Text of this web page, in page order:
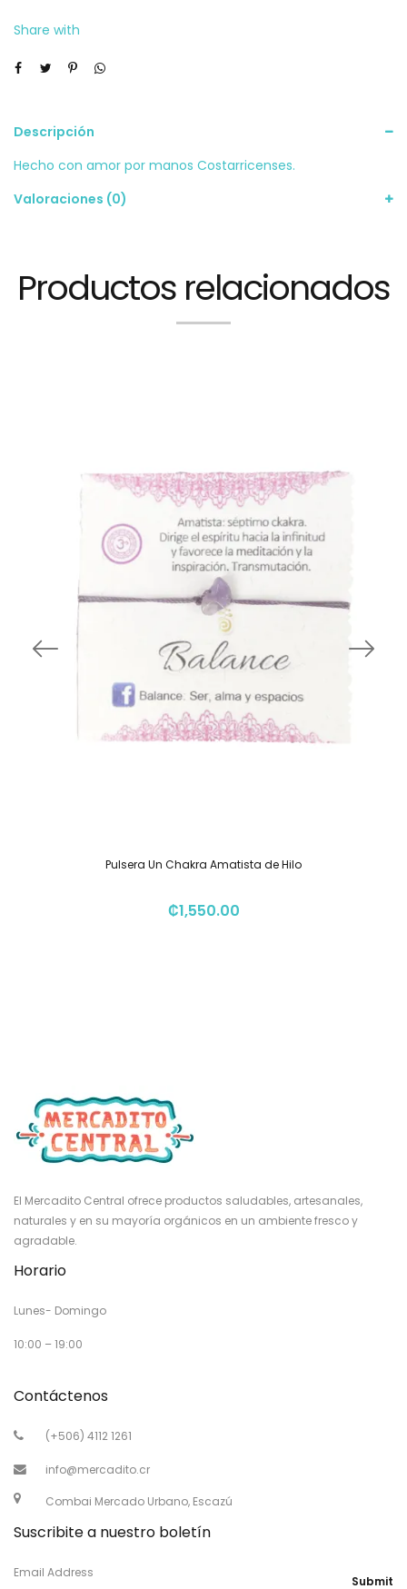
Share with
Descripción
Hecho con amor por manos Costarricenses.
Valoraciones (0)
Productos relacionados
Pulsera Un Chakra Amatista de Hilo
₡1,550.00
El Mercadito Central ofrece productos saludables, artesanales,
naturales y en su mayoría orgánicos en un ambiente fresco y
agradable.
Horario
Lunes- Domingo
10:00 – 19:00
Contáctenos
(+506) 4112 1261
info@mercadito.cr
Combai Mercado Urbano, Escazú
Suscribite a nuestro boletín
Email Address
Submit